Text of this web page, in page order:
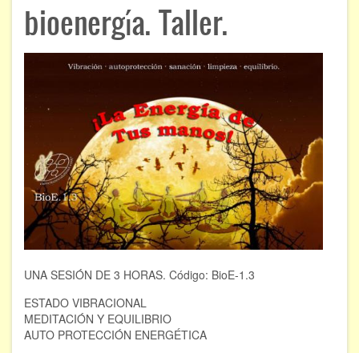
ÁREAS DE CONOCIMIENTO
Flores de Bach
Hipnosis
Los cristales de cuarzo
Radiestesia
Runas
Tarot
Viaje astral
bioenergía. Taller.
UNA SESIÓN DE 3 HORAS. Código: BioE-1.3
ESTADO VIBRACIONAL
MEDITACIÓN Y EQUILIBRIO
AUTO PROTECCIÓN ENERGÉTICA